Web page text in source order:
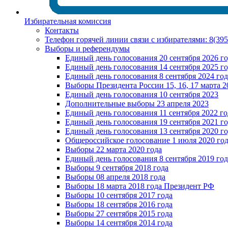
Избирательная комиссия
Контакты
Телефон горячей линии связи с избирателями:
Выборы и референдумы
Единый день голосования 20 сентября 2026
Единый день голосования 14 сентября 2025
Единый день голосования 8 сентября 2024
Выборы Президента России 15, 16, 17 марта
Единый день голосования 10 сентября 2023
Дополнительные выборы 23 апреля 2023
Единый день голосования 11 сентября 2022
Единый день голосования 19 сентября 2021
Единый день голосования 13 сентября 2020
Общероссийское голосование 1 июля 2020
Выборы 22 марта 2020 года
Единый день голосования 8 сентября 2019
Выборы 9 сентября 2018 года
Выборы 08 апреля 2018 года
Выборы 18 марта 2018 года Президент РФ
Выборы 10 сентября 2017 года
Выборы 18 сентября 2016 года
Выборы 27 сентября 2015 года
Выборы 14 сентября 2014 года